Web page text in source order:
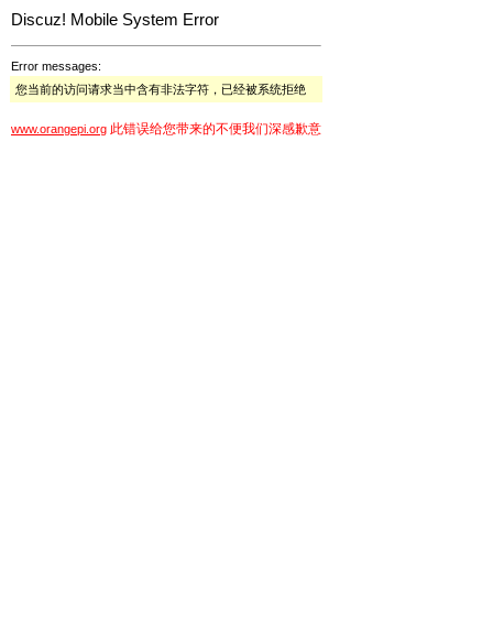
Discuz! Mobile System Error
Error messages:
您当前的访问请求当中含有非法字符，已经被系统拒绝
www.orangepi.org 此错误给您带来的不便我们深感歉意